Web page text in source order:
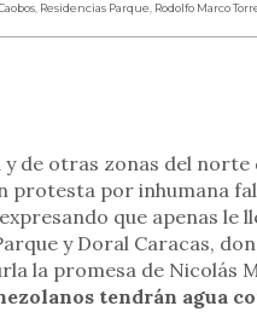
, Residencias Parque, Rodolfo Marco
de otras zonas del
protesta por inhumana
que apenas le
y Doral Caracas,
la promesa de Nicolás
tendrán agua